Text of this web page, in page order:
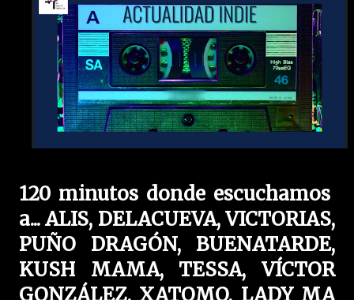
120 minutos donde escuchamos
a...ALIS, DELACUEVA,VICTORIAS,
PUÑO DRAGÓN, BUENATARDE,
KUSH MAMA, TESSA, VÍCTOR
GONZÁLEZ, XATOMO, LADY MA